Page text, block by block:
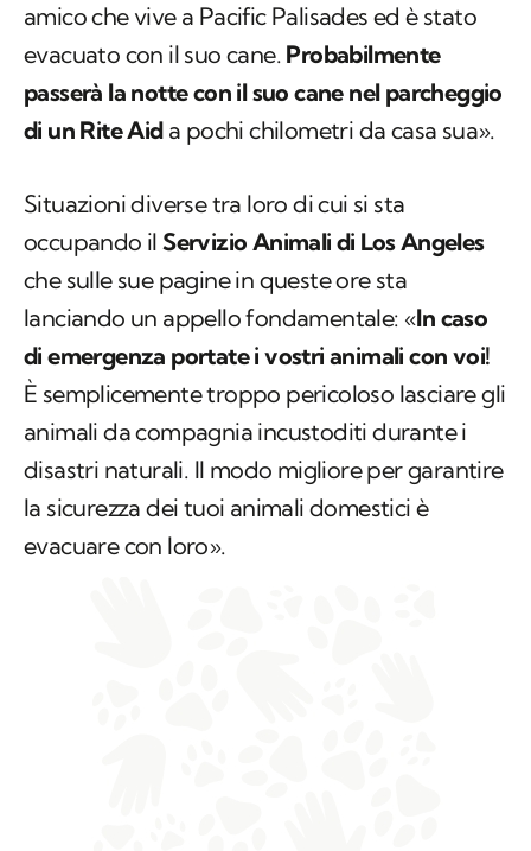
amico che vive a Pacific Palisades ed è stato
evacuato con il suo cane. Probabilmente
passerà la notte con il suo cane nel parcheggio
di un Rite Aida pochi chilometri da casa sua».
Situazioni diverse tra loro di cui si sta
occupando ilServizio Animali di Los Angeles
che sulle sue pagine in queste ore sta
lanciando un appello fondamentale: «In caso
di emergenza portate i vostri animali con voi!
È semplicemente troppo pericoloso lasciare gli
animali da compagnia incustoditi durante i
disastri naturali. Il modo migliore per garantire
la sicurezza dei tuoi animali domestici è
evacuare con loro».